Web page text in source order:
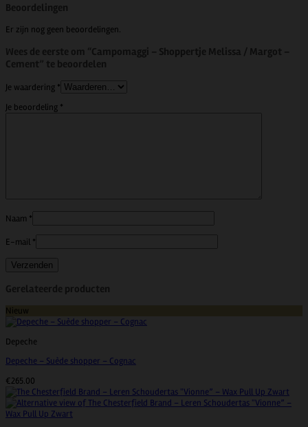
Beoordelingen
Er zijn nog geen beoordelingen.
Wees de eerste om “Campomaggi – Shoppertje Melissa / Margot –
Cement” te beoordelen
Je waardering *
Je beoordeling *
Naam *
E-mail *
Gerelateerde producten
Nieuw
Depeche
Depeche – Suède shopper – Cognac
€265.00